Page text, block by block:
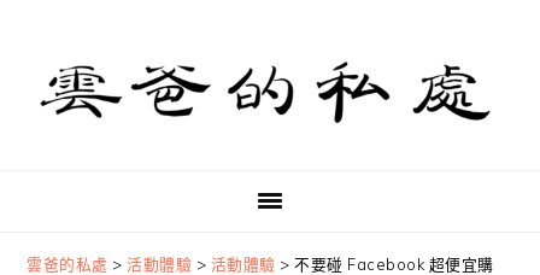
primary
navigation
content
primary
sidebar
雲爸的私處 >活動體驗 > 活動體驗 >不要碰 Facebook 超便宜購